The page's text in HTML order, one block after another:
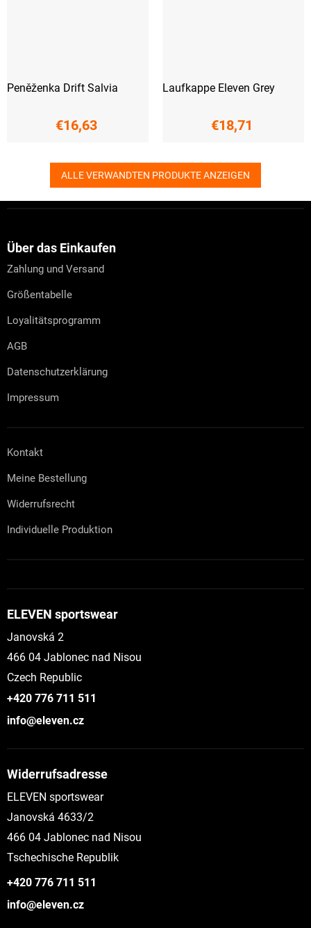
Peněženka Drift Salvia
€16,63
Laufkappe Eleven Grey
€18,71
ALLE VERWANDTEN PRODUKTE ANZEIGEN
Über das Einkaufen
Zahlung und Versand
Größentabelle
Loyalitätsprogramm
AGB
Datenschutzerklärung
Impressum
Kontakt
Meine Bestellung
Widerrufsrecht
Individuelle Produktion
ELEVEN sportswear
Janovská 2
466 04 Jablonec nad Nisou
Czech Republic
+420 776 711 511
info@eleven.cz
Widerrufsadresse
ELEVEN sportswear
Janovská 4633/2
466 04 Jablonec nad Nisou
Tschechische Republik
+420 776 711 511
info@eleven.cz